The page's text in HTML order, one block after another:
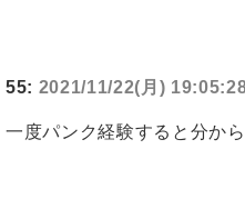
55: 2021/11/22(月)
一度パンク経験すると分か